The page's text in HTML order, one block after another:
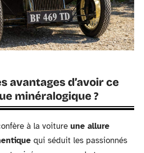
avantages d’avoir ce
minéralogique ?
à la voiture une allure
qui séduit les passionnés